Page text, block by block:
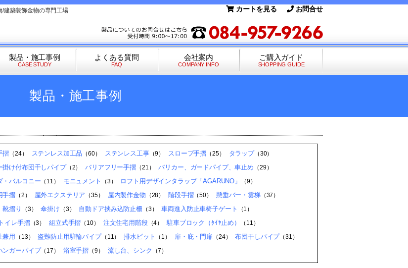
/建築装飾金物の専門工場 カートを見る お問合せ
製品・施工事例
CASE STUDY
よくある質問
FAQ
会社案内
COMPANY INFO
ご購入ガイド
SHOPPING GUIDE
製品・施工事例
摺 （24） ステンレス加工品 （60） ステンレス工事（9） スロープ手摺 （25） タラップ（30）
掛け付布団干しパイプ（2） バリアフリー手摺 （21） バリカー、ガードパイプ、車止め （29）
・バルコニー （11） モニュメント （3） ロフト用デザインタラップ「AGARUNO」 （9）
手摺 （2） 屋外エクステリア （35） 屋内製作金物 （28） 階段手摺（50） 懸垂バー・雲梯（37）
靴摺り （3） 傘掛け （3） 自動ドア挟み込防止柵 （3） 車両進入防止車椅子ゲート （1）
イレ手摺（3） 組立式手摺 （10） 注文住宅用階段（4） 駐車ブロック（ﾀｲﾔ止め） （11）
兼用 （13） 盗難防止用駐輪パイプ（11） 排水ピット （1） 扉・庇・門扉（24） 布団干しパイプ （31）
ンガーパイプ（17） 浴室手摺 （9） 流し台、シンク （7）